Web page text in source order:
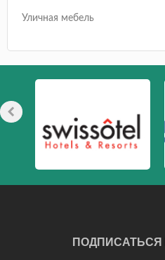
Уличная мебель